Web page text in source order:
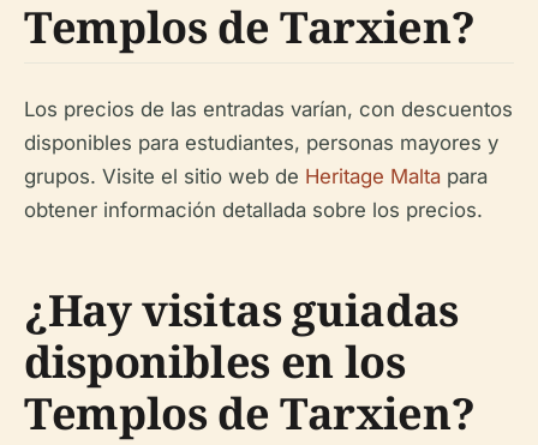
Templos de Tarxien?
Los precios de las entradas varían, con descuentos
disponibles para estudiantes, personas mayores y
grupos. Visite el sitio web de Heritage Malta para
obtener información detallada sobre los precios.
¿Hay visitas guiadas
disponibles en los
Templos de Tarxien?